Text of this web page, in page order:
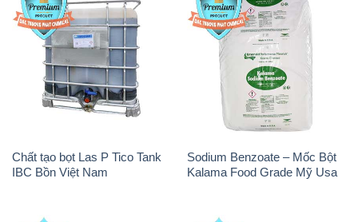
Chất tạo bọt Las P Tico Tank
IBC Bồn Việt Nam
Sodium Benzoate – Mốc Bột
Kalama Food Grade Mỹ Usa